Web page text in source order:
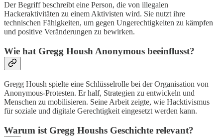
Der Begriff beschreibt eine Person, die von illegalen
Hackeraktivitäten zu einem Aktivisten wird. Sie nutzt ihre
technischen Fähigkeiten, um gegen Ungerechtigkeiten zu kämpfen
und positive Veränderungen zu bewirken.
Wie hat Gregg Housh Anonymous beeinflusst?
Gregg Housh spielte eine Schlüsselrolle bei der Organisation von
Anonymous-Protesten. Er half, Strategien zu entwickeln und
Menschen zu mobilisieren. Seine Arbeit zeigte, wie Hacktivismus
für soziale und digitale Gerechtigkeit eingesetzt werden kann.
Warum ist Gregg Houshs Geschichte relevant?